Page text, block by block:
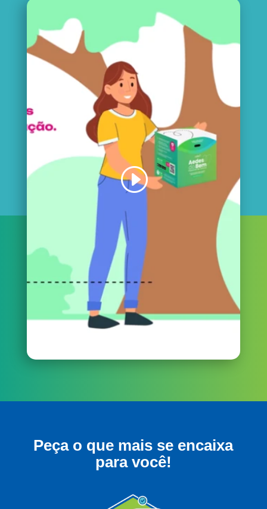
Peça o que mais se encaixa
para você!